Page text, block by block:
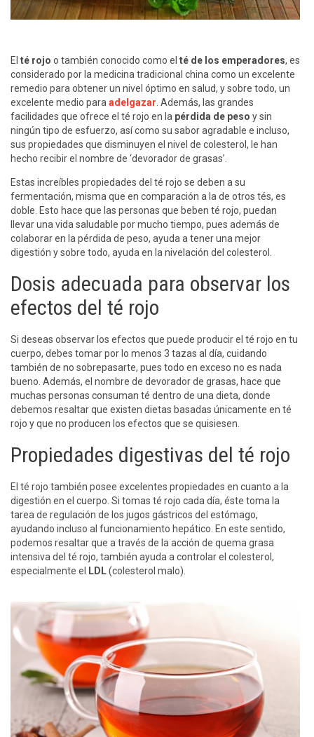
El té rojo o también conocido como el té de los emperadores, es
considerado por la medicina tradicional china como un excelente
remedio para obtener un nivel óptimo en salud, y sobre todo, un
excelente medio para adelgazar . Además, las grandes
facilidades que ofrece el té rojo en la pérdida de peso y sin
ningún tipo de esfuerzo, así como su sabor agradable e incluso,
sus propiedades que disminuyen el nivel de colesterol, le han
hecho recibir el nombre de ‘devorador de grasas’.
Estas increíbles propiedades del té rojo se deben a su
fermentación, misma que en comparación a la de otros tés, es
doble. Esto hace que las personas que beben té rojo, puedan
llevar una vida saludable por mucho tiempo, pues además de
colaborar en la pérdida de peso, ayuda a tener una mejor
digestión y sobre todo, ayuda en la nivelación del colesterol.
Dosis adecuada para observar los
efectos del té rojo
Si deseas observar los efectos que puede producir el té rojo en tu
cuerpo, debes tomar por lo menos 3 tazas al día, cuidando
también de no sobrepasarte, pues todo en exceso no es nada
bueno. Además, el nombre de devorador de grasas, hace que
muchas personas consuman té dentro de una dieta, donde
debemos resaltar que existen dietas basadas únicamente en té
rojo y que no producen los efectos que se quisiesen.
Propiedades digestivas del té rojo
El té rojo también posee excelentes propiedades en cuanto a la
digestión en el cuerpo. Si tomas té rojo cada día, éste toma la
tarea de regulación de los jugos gástricos del estómago,
ayudando incluso al funcionamiento hepático. En este sentido,
podemos resaltar que a través de la acción de quema grasa
intensiva del té rojo, también ayuda a controlar el colesterol,
especialmente el
LDL(colesterol malo).